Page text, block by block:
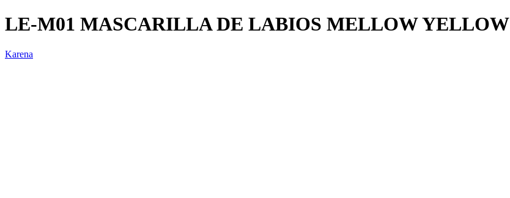
LE-M01 MASCARILLA DE LABIOS MELLOW YELLOW
Karena